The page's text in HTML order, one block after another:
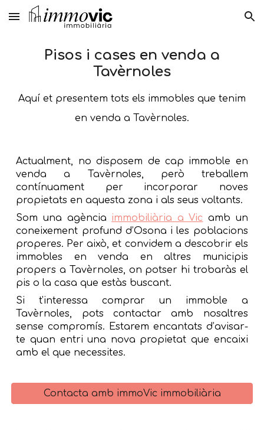
Skip to main content Skip to navigation
Pisos i cases en venda a
Tavèrnoles
Aquí et presentem tots els immobles que tenim
en venda a Tavèrnoles.
Actualment, no disposem de cap immoble en
venda a Tavèrnoles, però treballem
contínuament per incorporar noves
propietats en aquesta zona i als seus voltants.
Som una agència immobiliària a Vic amb un
coneixement profund d’Osona i les poblacions
properes. Per això, et convidem a descobrir els
immobles en venda en altres municipis
propers a Tavèrnoles, on potser hi trobaràs el
pis o la casa que estàs buscant.
Si t'interessa comprar un immoble a
Tavèrnoles, pots contactar amb nosaltres
sense compromís. Estarem encantats d’avisar-
te quan entri una nova propietat que encaixi
amb el que necessites.
Contacta amb immoVic immobiliària